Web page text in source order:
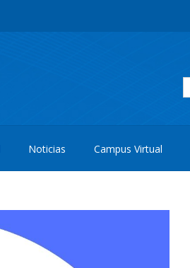
Noticias Campus Virtual